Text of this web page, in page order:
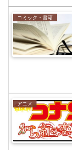
コミック・書籍
アニメ